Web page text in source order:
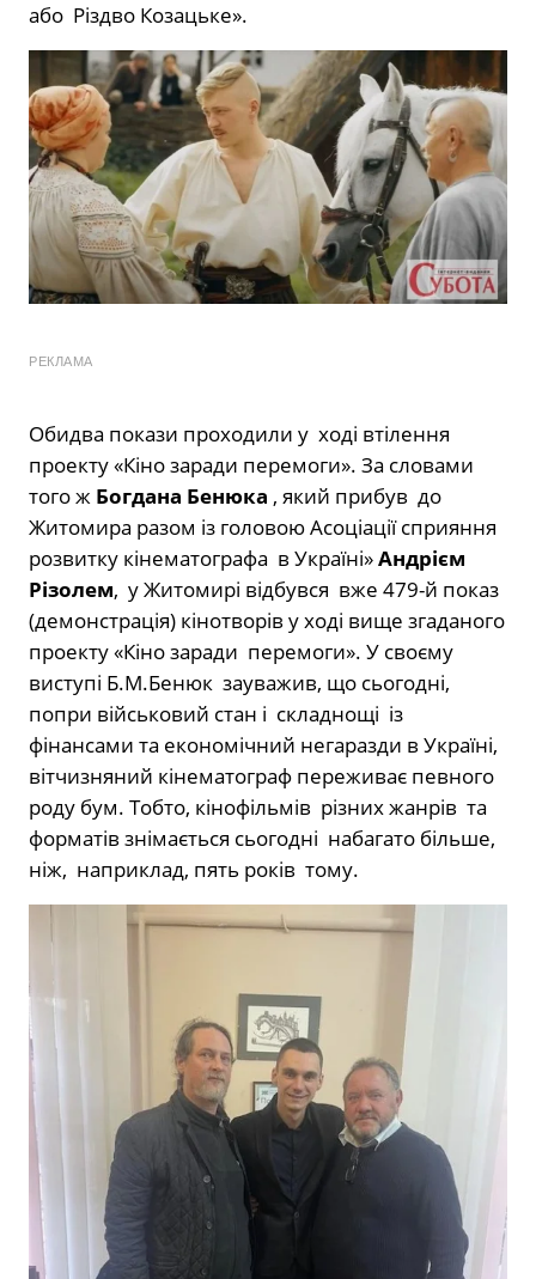
або Різдво Козацьке».
РЕКЛАМА
Обидва покази проходили у ході втілення
проекту «Кіно заради перемоги». За словами
того ж Богдана Бенюка , який прибув до
Житомира разом із головою Асоціації сприяння
розвитку кінематографа в Україні»Андрієм
Різолем, у Житомирі відбувся вже 479-й показ
(демонстрація) кінотворів у ході вище згаданого
проекту «Кіно заради перемоги». У своєму
виступі Б.М.Бенюк зауважив, що сьогодні,
попри військовий стан і складнощі із
фінансами та економічний негаразди в Україні,
вітчизняний кінематограф переживає певного
роду бум. Тобто, кінофільмів різних жанрів та
форматів знімається сьогодні набагато більше,
ніж, наприклад, пять років тому.